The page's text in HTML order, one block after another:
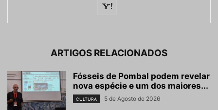
ARTIGOS RELACIONADOS
Fósseis de Pombal podem revelar
nova espécie e um dos maiores...
CULTURA 5 de Agosto de 2026